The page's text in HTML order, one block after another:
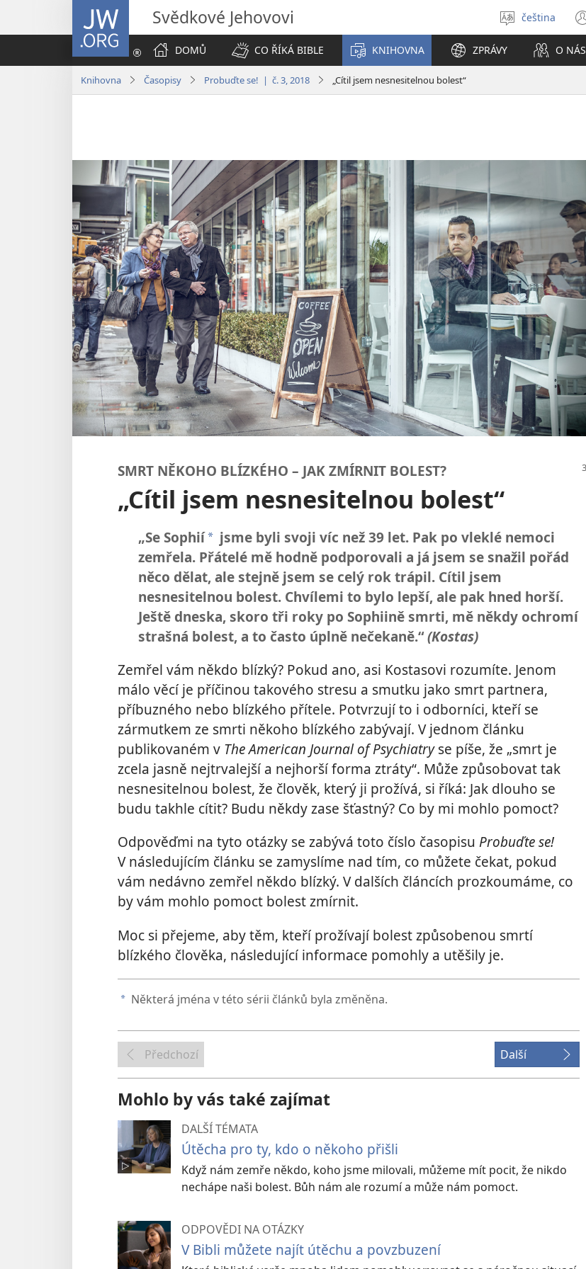
JW.ORG Svědkové Jehovovi
Vybrat
jazyk
čeština
DOMŮ
CO ŘÍKÁ BIBLE KNIHOVNA ZPRÁVY O NÁS
Knihovna Časopisy Probuďte se! | č. 3, 2018 „Cítil jsem nesnesitelnou bolest“
SMRT NĚKOHO BLÍZKÉHO – JAK ZMÍRNIT BOLEST?
„Cítil jsem nesnesitelnou bolest“
„Se Sophiía jsme byli svoji víc než 39 let. Pak po vleklé nemoci
zemřela. Přátelé mě hodně podporovali a já jsem se snažil pořád
něco dělat, ale stejně jsem se celý rok trápil. Cítil jsem
nesnesitelnou bolest. Chvílemi to bylo lepší, ale pak hned horší.
Ještě dneska, skoro tři roky po Sophiině smrti, mě někdy ochromí
strašná bolest, a to často úplně nečekaně.“(Kostas)
Zemřel vám někdo blízký? Pokud ano, asi Kostasovi rozumíte. Jenom
málo věcí je příčinou takového stresu a smutku jako smrt partnera,
příbuzného nebo blízkého přítele. Potvrzují to i odborníci, kteří se
zármutkem ze smrti někoho blízkého zabývají. V jednom článku
publikovaném v The American Journal of Psychiatryse píše, že „smrt je
zcela jasně nejtrvalejší a nejhorší forma ztráty“. Může způsobovat tak
nesnesitelnou bolest, že člověk, který ji prožívá, si říká: Jak dlouho se
budu takhle cítit? Budu někdy zase šťastný? Co by mi mohlo pomoct?
Odpověďmi na tyto otázky se zabývá toto číslo časopisu Probuďte se!
V následujícím článku se zamyslíme nad tím, co můžete čekat, pokud
vám nedávno zemřel někdo blízký. V dalších článcích prozkoumáme, co
by vám mohlo pomoct bolest zmírnit.
Moc si přejeme, aby těm, kteří prožívají bolest způsobenou smrtí
blízkého člověka, následující informace pomohly a utěšily je.
a Některá jména v této sérii článků byla změněna.
Předchozí Další
Mohlo by vás také zajímat
DALŠÍ TÉMATA
Útěcha pro ty, kdo o někoho přišli
Když nám zemře někdo, koho jsme milovali, můžeme mít pocit, že nikdo
nechápe naši bolest. Bůh nám ale rozumí a může nám pomoct.
ODPOVĚDI NA OTÁZKY
V Bibli můžete najít útěchu a povzbuzení